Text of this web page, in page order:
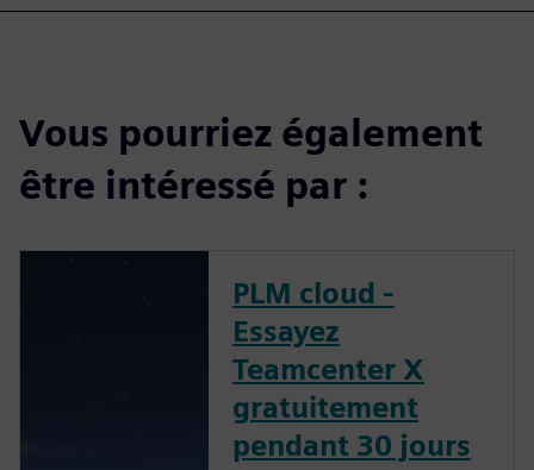
Vous pourriez également
être intéressé par :
PLM cloud -
Essayez
Teamcenter X
gratuitement
pendant 30 jours